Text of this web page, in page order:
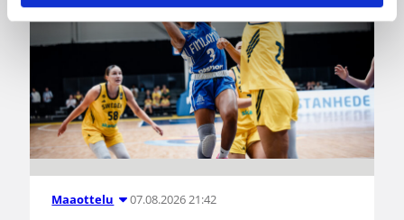
Maaottelu 07.08.2026 21:42